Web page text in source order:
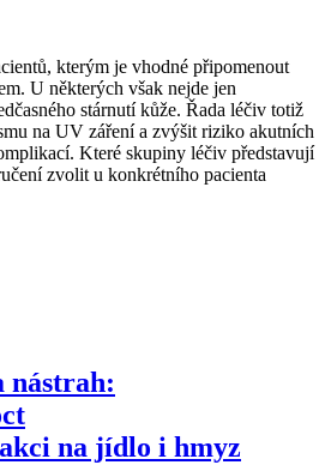
kterým je vhodné připomenout
U některých však nejde jen
stárnutí kůže. Řada léčiv totiž
na UV záření a zvýšit riziko akutních
Které skupiny léčiv představují
zvolit u konkrétního pacienta
nástrah:
na jídlo i hmyz